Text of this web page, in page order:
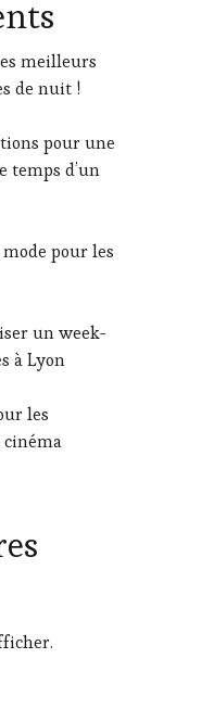
meilleurs
de nuit !
pour une
temps d’un
pour les
un week-
à Lyon
les
cinéma